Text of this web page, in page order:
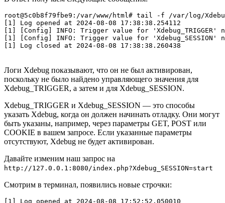
root@5c0b8f79fbe9:/var/www/html# tail -f /var/log/
[1] Log opened at 2024-08-08 17:38:38.254112
[1] [Config] INFO: Trigger value for 'Xdebug_TRIGGER'
[1] [Config] INFO: Trigger value for
Логи Xdebug показывают, что он не был активирован,
поскольку не было найдено управляющего значения для
Xdebug_TRIGGER, а затем и для Xdebug_SESSION.
Xdebug_TRIGGER и Xdebug_SESSION — это способы
указать Xdebug, когда он должен начинать отладку. Они могут
быть указаны, например, через параметры GET, POST или
COOKIE в вашем запросе. Если указанные параметры
отсутствуют, Xdebug не будет активирован.
Давайте изменим наш запрос на
http://127.0.0.1:8080/index.php?Xdebug_SESSION=start
Смотрим в терминал, появились новые строчки:
[1] Log opened at 2024-08-08 17:52:52.050010